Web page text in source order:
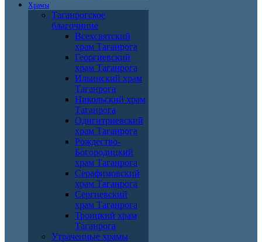
Храмы
Таганрогское
благочиние
Всехсвятский
храм Таганрога
Георгиевский
храм Таганрога
Ильинский храм
Таганрога
Никольский храм
Таганрога
Одигитриевский
храм Таганрога
Рождество-
Богородицкий
храм Таганрога
Серафимовский
храм Таганрога
Сергиевский
храм Таганрога
Троицкий храм
Таганрога
Утраченные храмы